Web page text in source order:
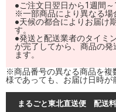
●ご注文日翌日から1週間
※一部商品により異なる場
●天候の都合によりお届け
す。
●発送と配送業者のタイミ
が完了してから、商品の
ます。
※商品番号の異なる商品を複
様であっても、お届け日時が
まるごと東北直送便 配送